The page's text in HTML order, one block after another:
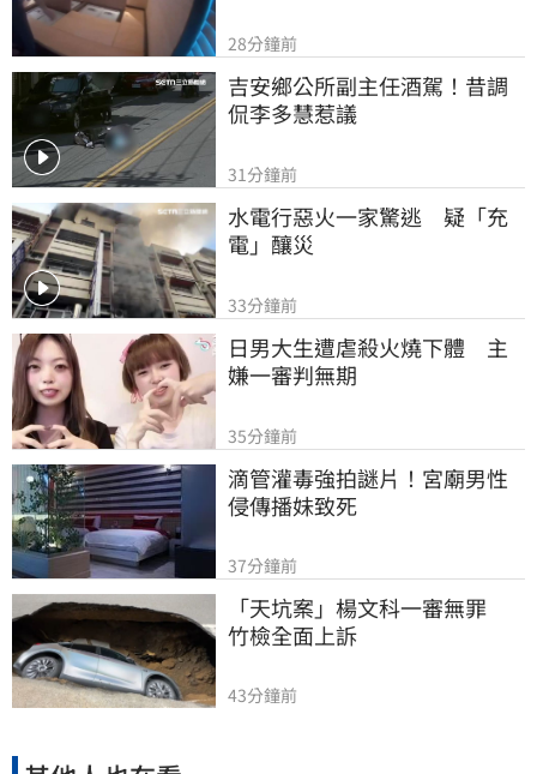
28分鐘前
吉安鄉公所副主任酒駕！昔調
侃李多慧惹議
31分鐘前
水電行惡火一家驚逃　疑「充
電」釀災
33分鐘前
日男大生遭虐殺火燒下體　主
嫌一審判無期
35分鐘前
滴管灌毒強拍謎片！宮廟男性
侵傳播妹致死
37分鐘前
「天坑案」楊文科一審無罪
竹檢全面上訴
43分鐘前